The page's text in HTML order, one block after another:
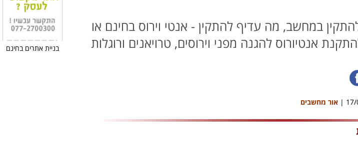
בניית אתרים בחינם
במחשב, מה עדיף להתקין - אנטי וירוס בחינם או
אנטיורוס להגנה מפני וירוסים, טרויאנים ורוגלות
אור מחשבים